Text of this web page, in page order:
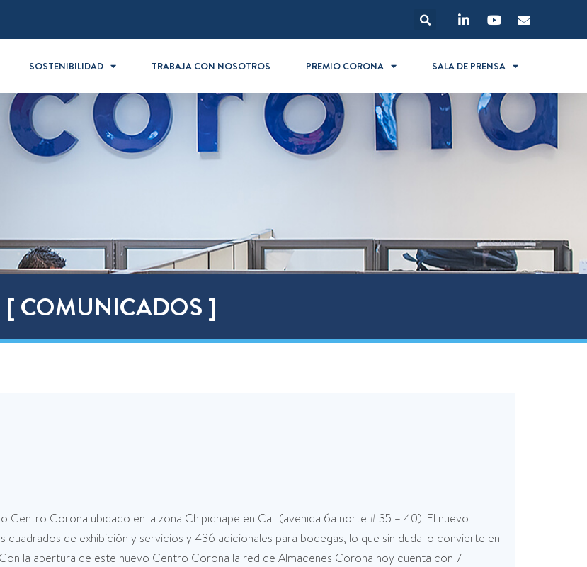
SOSTENIBILIDAD TRABAJA CON NOSOTROS PREMIO CORONA SALA DE PRENSA
[ COMUNICADOS ]
Centro Corona ubicado en la zona Chipichape en Cali (avenida 6a norte # 35 – 40). El nuevo
de exhibición y servicios y 436 adicionales para bodegas, lo que sin duda lo convierte en
la apertura de este nuevo Centro Corona la red de Almacenes Corona hoy cuenta con 7